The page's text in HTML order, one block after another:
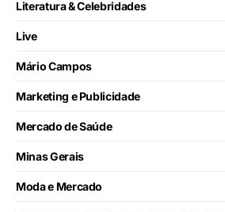
Literatura & Celebridades
Live
Mário Campos
Marketing e Publicidade
Mercado de Saúde
Minas Gerais
Moda e Mercado